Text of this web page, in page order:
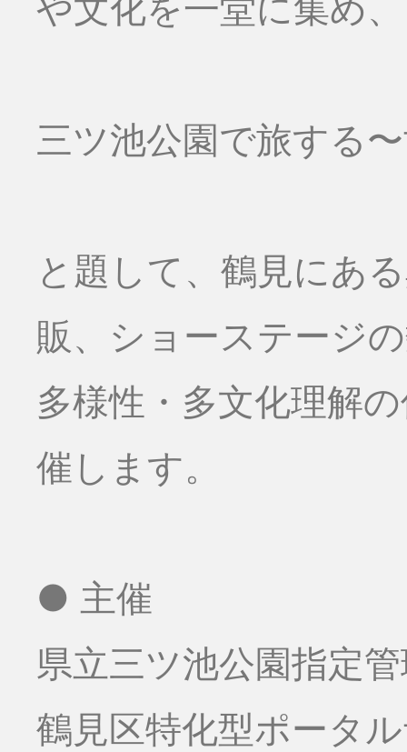
三ツ池公園で旅する
と題して、鶴見にあ
販、ショーステージ
多様性・多文化理解
催します。
● 主催
県立三ツ池公園指定
鶴見区特化型ポータ